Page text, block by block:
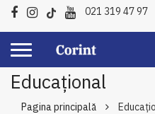
021 319 47 97
Educațional
Pagina principală